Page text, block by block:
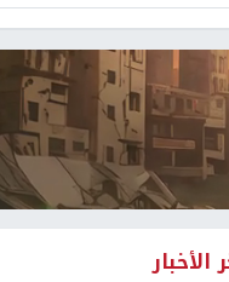
الأخبار